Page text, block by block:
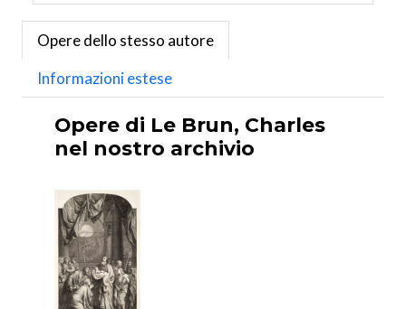
Opere dello stesso autore
Informazioni estese
Opere di Le Brun, Charles
nel nostro archivio